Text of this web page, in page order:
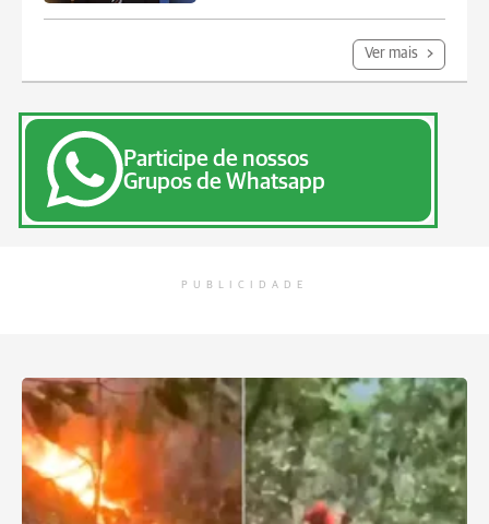
Ver mais
Participe de nossos
Grupos de Whatsapp
PUBLICIDADE